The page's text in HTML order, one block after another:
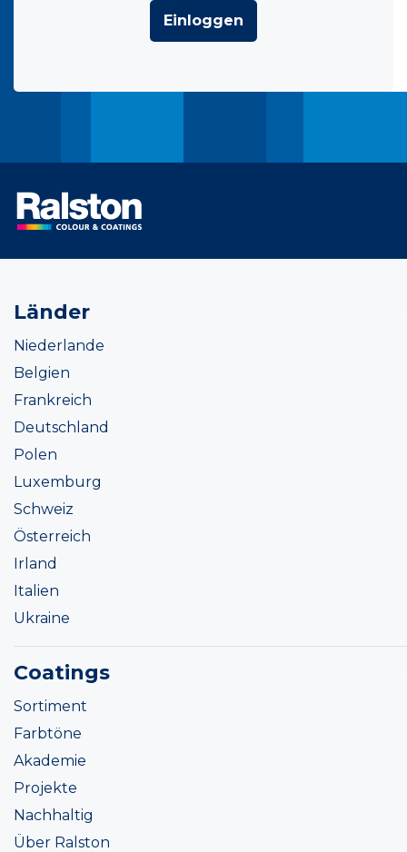
Einloggen
Länder
Niederlande
Belgien
Frankreich
Deutschland
Polen
Luxemburg
Schweiz
Österreich
Irland
Italien
Ukraine
Coatings
Sortiment
Farbtöne
Akademie
Projekte
Nachhaltig
Über Ralston